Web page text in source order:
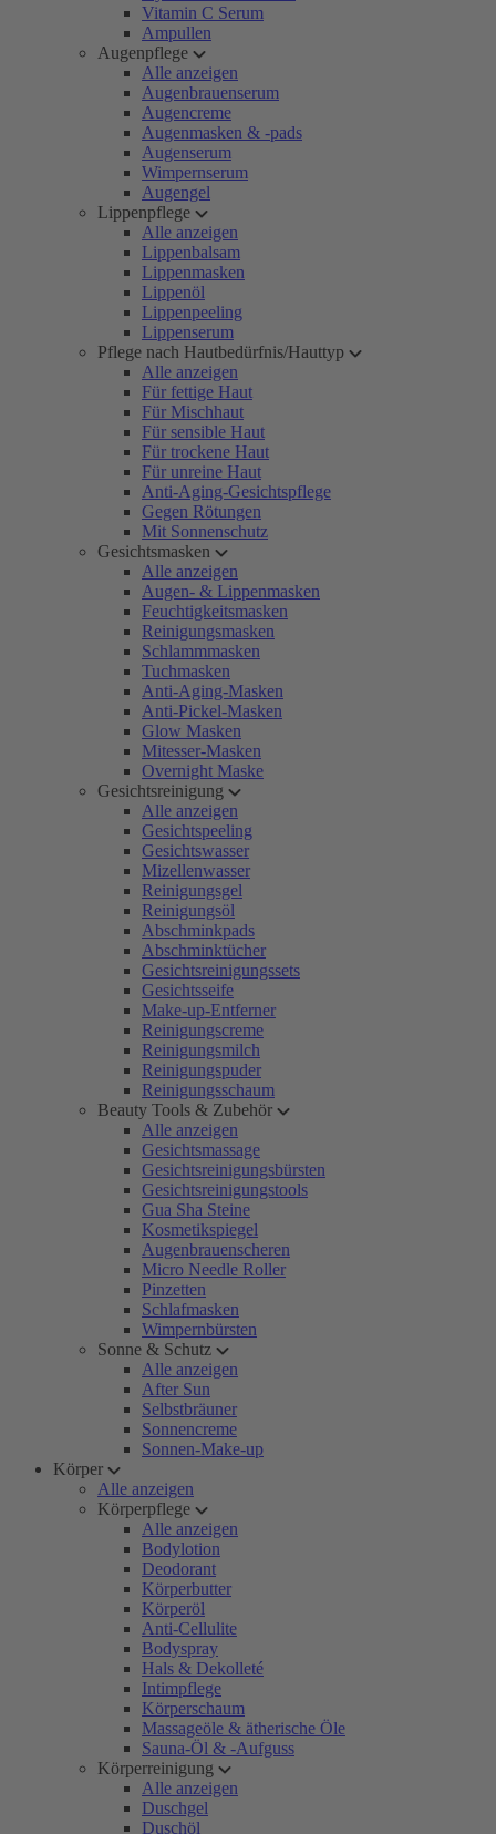
Vitamin C Serum
Ampullen
Augenpflege
Alle anzeigen
Augenbrauenserum
Augencreme
Augenmasken & -pads
Augenserum
Wimpernserum
Augengel
Lippenpflege
Alle anzeigen
Lippenbalsam
Lippenmasken
Lippenöl
Lippenpeeling
Lippenserum
Pflege nach Hautbedürfnis/Hauttyp
Alle anzeigen
Für fettige Haut
Für Mischhaut
Für sensible Haut
Für trockene Haut
Für unreine Haut
Anti-Aging-Gesichtspflege
Gegen Rötungen
Mit Sonnenschutz
Gesichtsmasken
Alle anzeigen
Augen- & Lippenmasken
Feuchtigkeitsmasken
Reinigungsmasken
Schlammmasken
Tuchmasken
Anti-Aging-Masken
Anti-Pickel-Masken
Glow Masken
Mitesser-Masken
Overnight Maske
Gesichtsreinigung
Alle anzeigen
Gesichtspeeling
Gesichtswasser
Mizellenwasser
Reinigungsgel
Reinigungsöl
Abschminkpads
Abschminktücher
Gesichtsreinigungssets
Gesichtsseife
Make-up-Entferner
Reinigungscreme
Reinigungsmilch
Reinigungspuder
Reinigungsschaum
Beauty Tools & Zubehör
Alle anzeigen
Gesichtsmassage
Gesichtsreinigungsbürsten
Gesichtsreinigungstools
Gua Sha Steine
Kosmetikspiegel
Augenbrauenscheren
Micro Needle Roller
Pinzetten
Schlafmasken
Wimpernbürsten
Sonne & Schutz
Alle anzeigen
After Sun
Selbstbräuner
Sonnencreme
Sonnen-Make-up
Körper
Alle anzeigen
Körperpflege
Alle anzeigen
Bodylotion
Deodorant
Körperbutter
Körperöl
Anti-Cellulite
Bodyspray
Hals & Dekolleté
Intimpflege
Körperschaum
Massageöle & ätherische Öle
Sauna-Öl & -Aufguss
Körperreinigung
Alle anzeigen
Duschgel
Duschöl